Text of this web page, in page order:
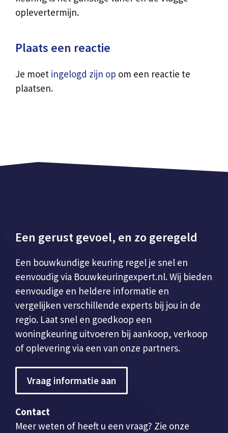
oplevertermijn.
Plaats een reactie
Je moet ingelogd zijn op om een reactie te
plaatsen.
Een gerust gevoel, en zo geregeld
Een bouwkundige keuring regel je snel en
eenvoudig via Bouwkeuringexpert.nl. Wij bieden
eenvoudige en heldere informatie en
vergelijken verschillende experts bij jou in de
regio. Laat snel en goedkoop een
woningkeuring uitvoeren bij aankoop, verkoop
of oplevering via een van onze partners.
Vraag informatie aan
Contact
Meer weten of heeft u een vraag? Zie onze